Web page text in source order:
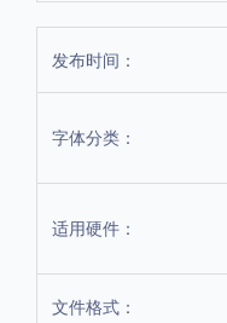
发布时间：
字体分类：
适用硬件：
文件格式：